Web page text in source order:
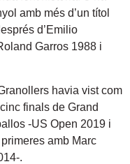
amb més d’un títol
d’Emilio
Garros 1988 i
havia vist com
finals de Grand
-US Open 2019 i
amb Marc
.